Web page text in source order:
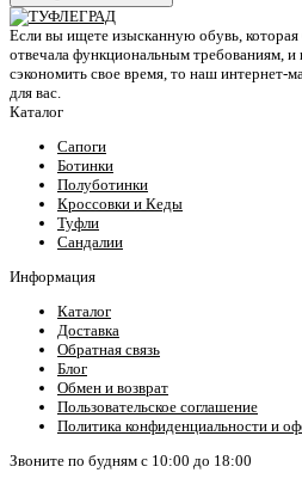
Если вы ищете изысканную обувь,
отвечала функциональным требованиям,
сэкономить свое время, то наш интернет-
для вас.
Каталог
Сапоги
Ботинки
Полуботинки
Кроссовки и Кеды
Туфли
Сандалии
Информация
Каталог
Доставка
Обратная связь
Блог
Обмен и возврат
Пользовательское соглашение
Политика конфиденциальности и
Звоните по будням с 10:00 до 18:00